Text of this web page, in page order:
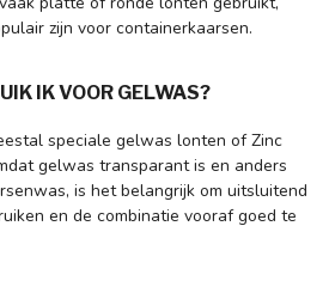
zijn voor containerkaarsen.
IK VOOR GELWAS?
speciale gelwas lonten of Zinc
gelwas transparant is en anders
is het belangrijk om uitsluitend
en de combinatie vooraf goed te